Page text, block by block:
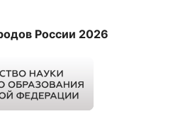
России 2026